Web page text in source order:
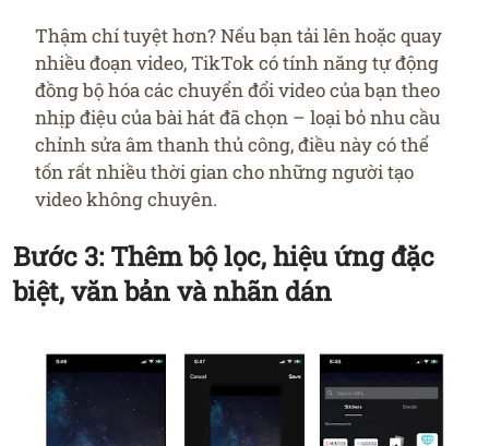
Thậm chí tuyệt hơn? Nếu bạn tải lên hoặc quay
nhiều đoạn video, TikTok có tính năng tự động
đồng bộ hóa các chuyển đổi video của bạn theo
nhịp điệu của bài hát đã chọn – loại bỏ nhu cầu
chỉnh sửa âm thanh thủ công, điều này có thể
tốn rất nhiều thời gian cho những người tạo
video không chuyên.
Bước 3: Thêm bộ lọc, hiệu ứng đặc
biệt, văn bản và nhãn dán